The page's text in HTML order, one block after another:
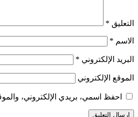
التعليق *
الاسم *
البريد الإلكتروني *
الموقع الإلكتروني
احفظ اسمي، بريدي الإلكتروني،